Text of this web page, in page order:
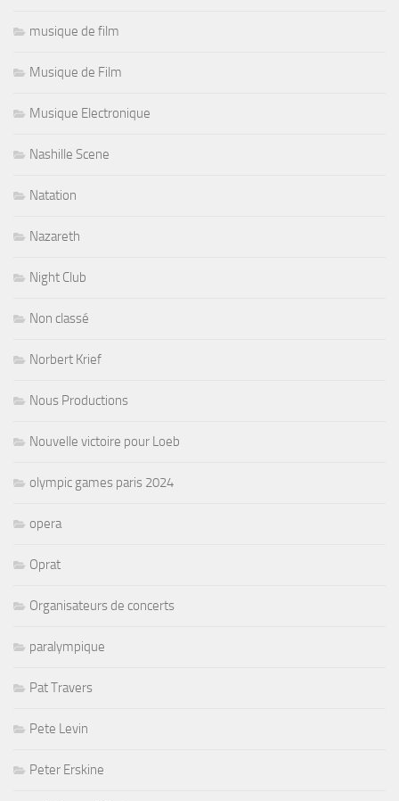
musique de film
Musique de Film
Musique Electronique
Nashille Scene
Natation
Nazareth
Night Club
Non classé
Norbert Krief
Nous Productions
Nouvelle victoire pour Loeb
olympic games paris 2024
opera
Oprat
Organisateurs de concerts
paralympique
Pat Travers
Pete Levin
Peter Erskine